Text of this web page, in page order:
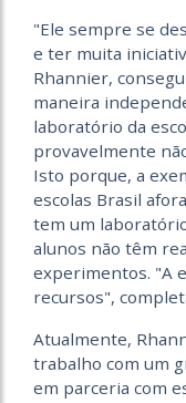
"Ele sempre se
e ter muita
Rhannier,
maneira
laboratório da
provavelmente
Isto porque, a
escolas Brasil
tem um
alunos não têm
experimentos. "A
recursos",
Atualmente,
trabalho com um
em parceria com